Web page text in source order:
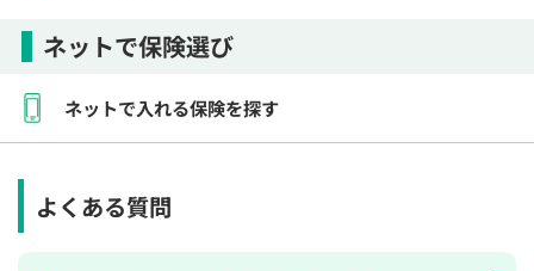
ネットで保険選び
ネットで入れる保険を探す
よくある質問